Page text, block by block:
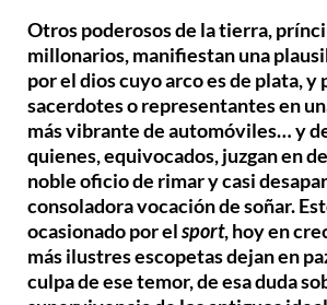
Otros poderosos de la tierra,
millonarios, manifiestan una
por el dios cuyo arco es de plata, y
sacerdotes o representantes en
más vibrante de automóviles… y
quienes, equivocados, juzgan en
noble oficio de rimar y casi
consoladora vocación de soñar.
ocasionado por elsport, hoy en
más ilustres escopetas dejan en
culpa de ese temor, de esa duda